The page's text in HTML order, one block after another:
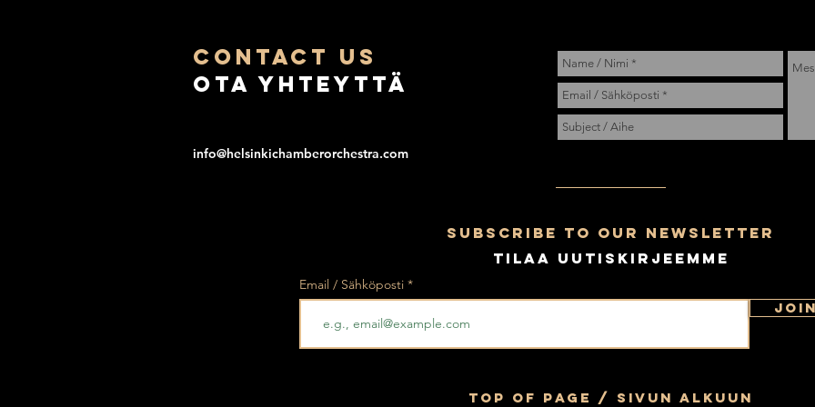
COntact us
Ota yhteyttä
info@helsinkichamberorchestra.com
Email / Sähköposti
Subscribe to our newsletter
Tilaa uutiskirjeemme
Top of page / Sivun alkuun